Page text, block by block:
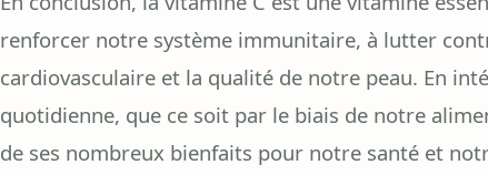
renforcer notre système immunitaire, à lutter
cardiovasculaire et la qualité de notre peau. En
quotidienne, que ce soit par le biais de notre
de ses nombreux bienfaits pour notre santé et